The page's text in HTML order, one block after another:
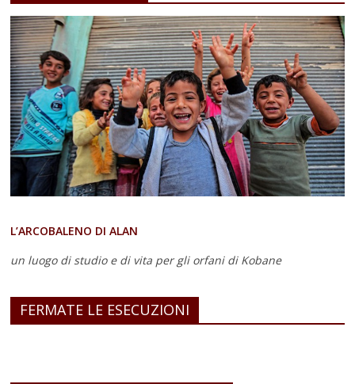
L’ARCOBALENO DI ALAN
un luogo di studio e di vita per gli orfani di Kobane
FERMATE LE ESECUZIONI